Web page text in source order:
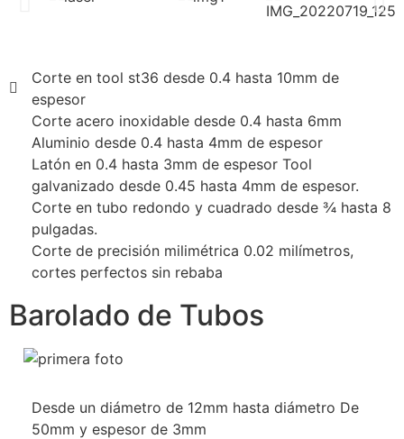
Corte en tool st36 desde 0.4 hasta 10mm de
espesor
Corte acero inoxidable desde 0.4 hasta 6mm
Aluminio desde 0.4 hasta 4mm de espesor
Latón en 0.4 hasta 3mm de espesor Tool
galvanizado desde 0.45 hasta 4mm de espesor.
Corte en tubo redondo y cuadrado desde ¾ hasta 8
pulgadas.
Corte de precisión milimétrica 0.02 milímetros,
cortes perfectos sin rebaba
Barolado de Tubos
Desde un diámetro de 12mm hasta diámetro De
50mm y espesor de 3mm